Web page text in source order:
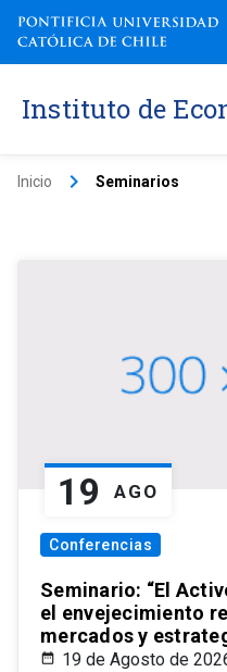
Instituto de
Inicio keyboard_arrow_right Seminarios
19 AGO
Conferencias
Seminario: “El
el envejecimiento
mercados y
19 de Agosto de